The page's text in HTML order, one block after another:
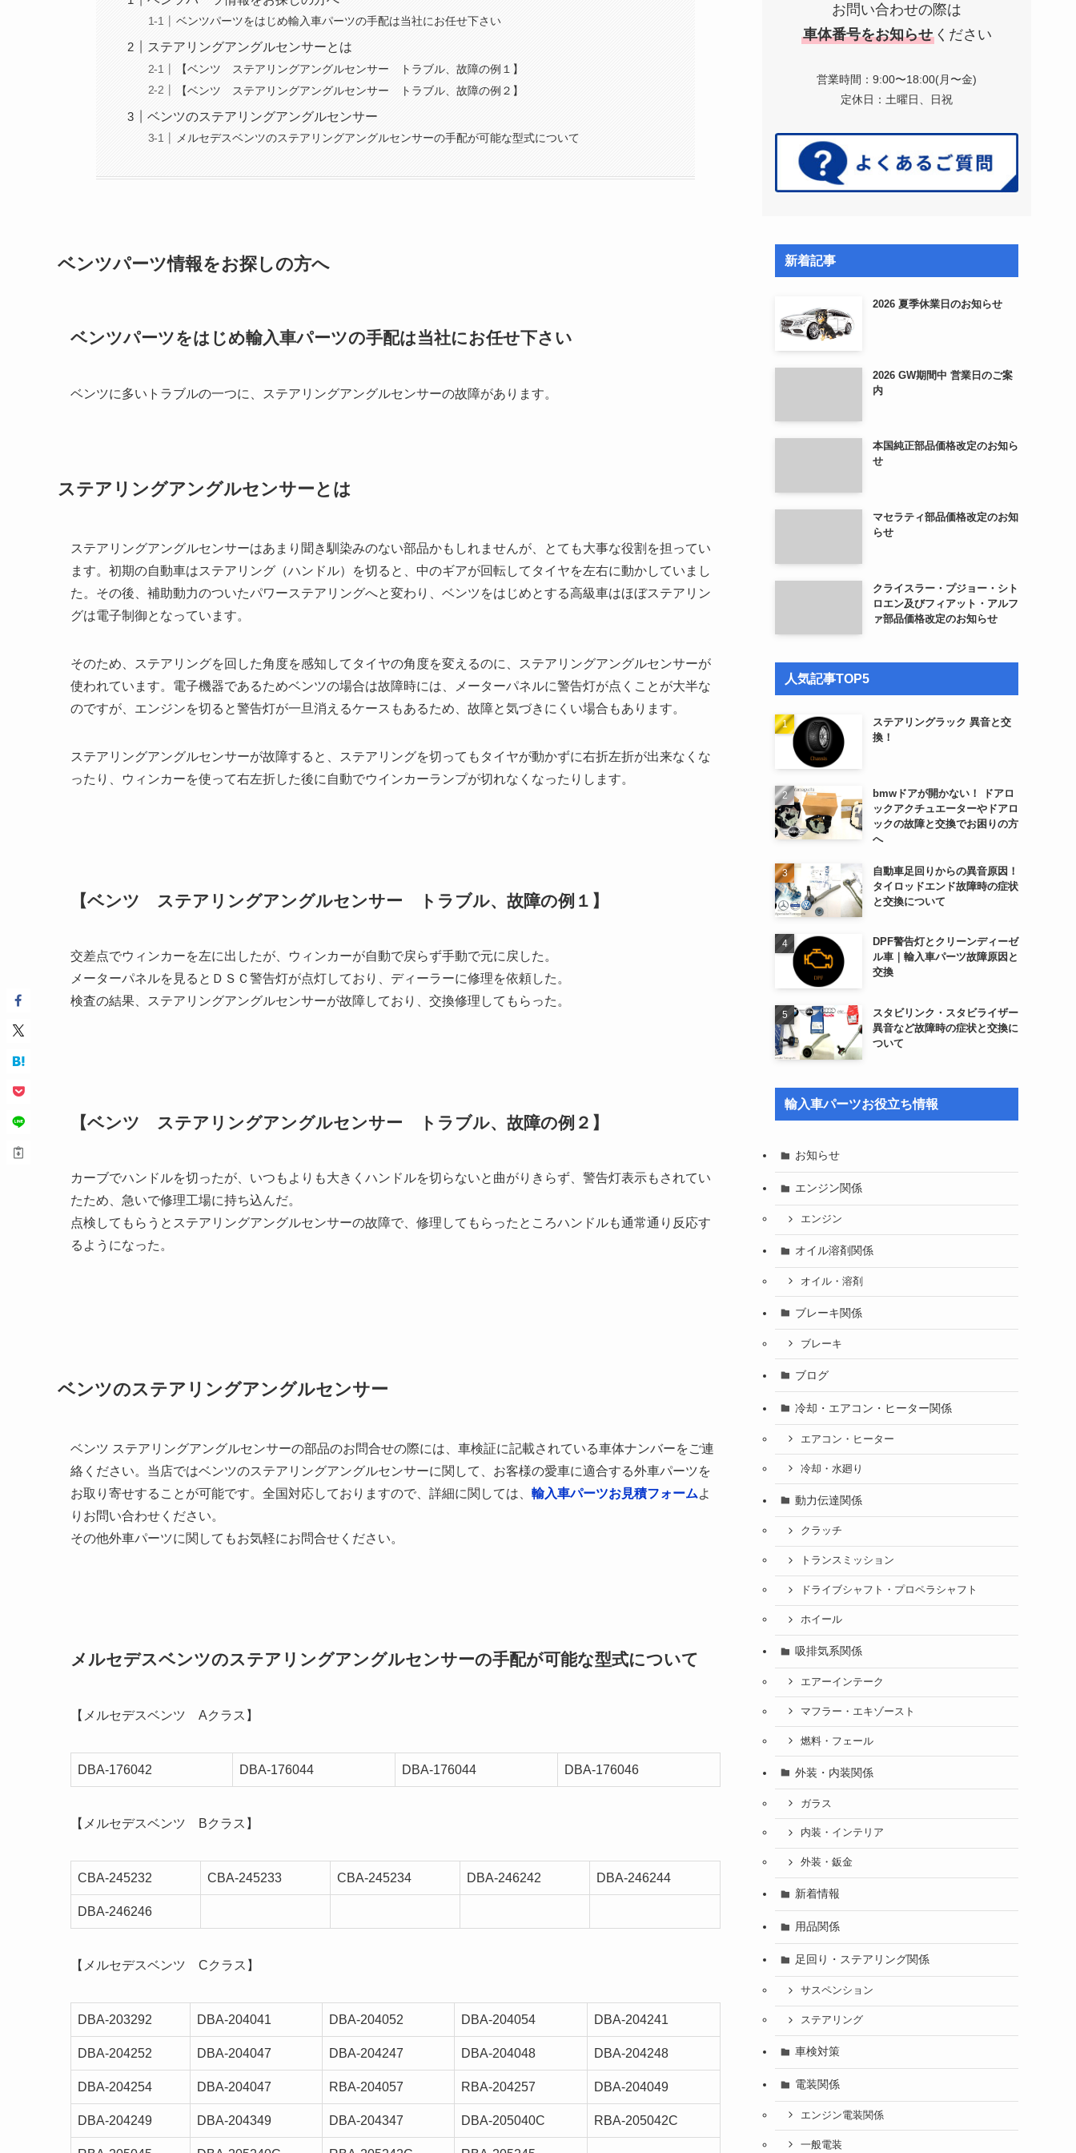
ベンツパーツをはじめ輸入車パーツの手配は当社にお任せ下さい
ステアリングアングルセンサーとは
【ベンツ ステアリングアングルセンサー トラブル、故障の例１】
【ベンツ ステアリングアングルセンサー トラブル、故障の例２】
ベンツのステアリングアングルセンサー
メルセデスベンツのステアリングアングルセンサーの手配が可能な型式について
ベンツパーツ情報をお探しの方へ
ベンツパーツをはじめ輸入車パーツの手配は当社にお任せ下さい
ベンツに多いトラブルの一つに、ステアリングアングルセンサーの故障があります。
ステアリングアングルセンサーとは
ステアリングアングルセンサーはあまり聞き馴染みのない部品かもしれませんが、とても大事な役割を担ってい
ます。初期の自動車はステアリング（ハンドル）を切ると、中のギアが回転してタイヤを左右に動かしていまし
た。その後、補助動力のついたパワーステアリングへと変わり、ベンツをはじめとする高級車はほぼステアリン
グは電子制御となっています。
そのため、ステアリングを回した角度を感知してタイヤの角度を変えるのに、ステアリングアングルセンサーが
使われています。電子機器であるためベンツの場合は故障時には、メーターパネルに警告灯が点くことが大半な
のですが、エンジンを切ると警告灯が一旦消えるケースもあるため、故障と気づきにくい場合もあります。
ステアリングアングルセンサーが故障すると、ステアリングを切ってもタイヤが動かずに右折左折が出来なくな
ったり、ウィンカーを使って右左折した後に自動でウインカーランプが切れなくなったりします。
【ベンツ ステアリングアングルセンサー トラブル、故障の例１】
交差点でウィンカーを左に出したが、ウィンカーが自動で戻らず手動で元に戻した。
メーターパネルを見るとＤＳＣ警告灯が点灯しており、ディーラーに修理を依頼した。
検査の結果、ステアリングアングルセンサーが故障しており、交換修理してもらった。
【ベンツ ステアリングアングルセンサー トラブル、故障の例２】
カーブでハンドルを切ったが、いつもよりも大きくハンドルを切らないと曲がりきらず、警告灯表示もされてい
たため、急いで修理工場に持ち込んだ。
点検してもらうとステアリングアングルセンサーの故障で、修理してもらったところハンドルも通常通り反応す
るようになった。
ベンツのステアリングアングルセンサー
ベンツ ステアリングアングルセンサーの部品のお問合せの際には、車検証に記載されている車体ナンバーをご連
絡ください。当店ではベンツのステアリングアングルセンサーに関して、お客様の愛車に適合する外車パーツを
お取り寄せすることが可能です。全国対応しておりますので、詳細に関しては、 輸入車パーツお見積フォームよ
りお問い合わせください。
その他外車パーツに関してもお気軽にお問合せください。
メルセデスベンツのステアリングアングルセンサーの手配が可能な型式について
【メルセデスベンツ Aクラス】
DBA-176042 DBA-176044 DBA-176044 DBA-176046
【メルセデスベンツ Bクラス】
CBA-245232 CBA-245233 CBA-245234 DBA-246242 DBA-246244
DBA-246246
【メルセデスベンツ Cクラス】
DBA-203292 DBA-204041 DBA-204052 DBA-204054 DBA-204241
DBA-204252 DBA-204047 DBA-204247 DBA-204048 DBA-204248
DBA-204254 DBA-204047 RBA-204057 RBA-204257 DBA-204049
DBA-204249 DBA-204349 DBA-204347 DBA-205040C RBA-205042C
お問い合わせの際は
車体番号をお知らせ ください
営業時間：9:00〜18:00(月〜金)
定休日：土曜日、日祝
新着記事
2026 夏季休業日のお知らせ
2026 GW期間中 営業日のご案
内
本国純正部品価格改定のお知ら
せ
マセラティ部品価格改定のお知
らせ
クライスラー・プジョー・シト
ロエン及びフィアット・アルフ
ァ部品価格改定のお知らせ
人気記事TOP5
ステアリングラック 異音と交
換！
bmwドアが開かない！ ドアロ
ックアクチュエーターやドアロ
ックの故障と交換でお困りの方
へ
自動車足回りからの異音原因！
タイロッドエンド故障時の症状
と交換について
DPF警告灯とクリーンディーゼ
ル車｜輸入車パーツ故障原因と
交換
スタビリンク・スタビライザー
異音など故障時の症状と交換に
ついて
輸入車パーツお役立ち情報
お知らせ
エンジン関係
エンジン
オイル溶剤関係
オイル・溶剤
ブレーキ関係
ブレーキ
ブログ
冷却・エアコン・ヒーター関係
エアコン・ヒーター
冷却・水廻り
動力伝達関係
クラッチ
トランスミッション
ドライブシャフト・プロペラシャフト
ホイール
吸排気系関係
エアーインテーク
マフラー・エキゾースト
燃料・フェール
外装・内装関係
ガラス
内装・インテリア
外装・鈑金
新着情報
用品関係
足回り・ステアリング関係
サスペンション
ステアリング
車検対策
電装関係
エンジン電装関係
一般電装